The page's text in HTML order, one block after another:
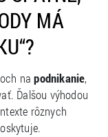
MÁ
napodnikanie,
Ďalšou výhodou
rôznych